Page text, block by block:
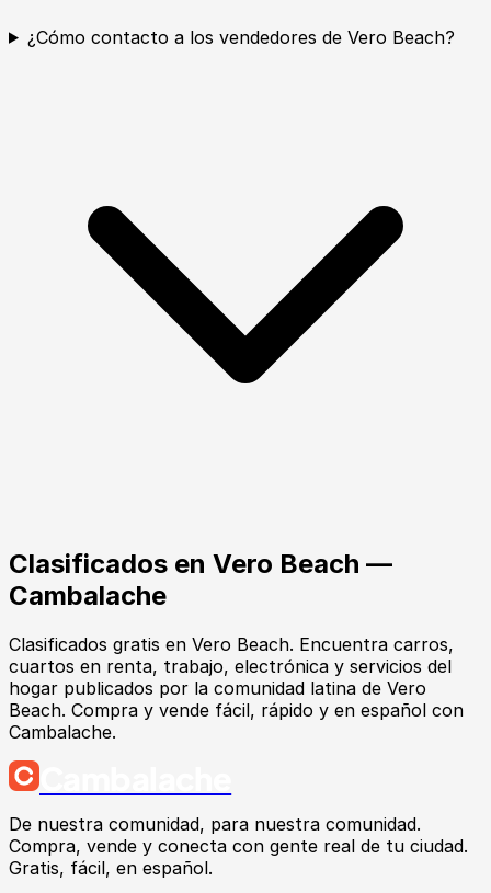
¿Cómo contacto a los vendedores de Vero Beach?
Clasificados en Vero Beach —
Cambalache
Clasificados gratis en Vero Beach. Encuentra carros,
cuartos en renta, trabajo, electrónica y servicios del
hogar publicados por la comunidad latina de Vero
Beach. Compra y vende fácil, rápido y en español con
Cambalache.
De nuestra comunidad, para nuestra comunidad.
Compra, vende y conecta con gente real de tu ciudad.
Gratis, fácil, en español.